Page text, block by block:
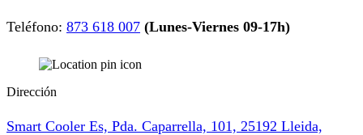
Teléfono: 873 618 007 (Lunes-Viernes 09-17h)
Dirección
Smart Cooler Es, Pda. Caparrella, 101, 25192 Lleida,